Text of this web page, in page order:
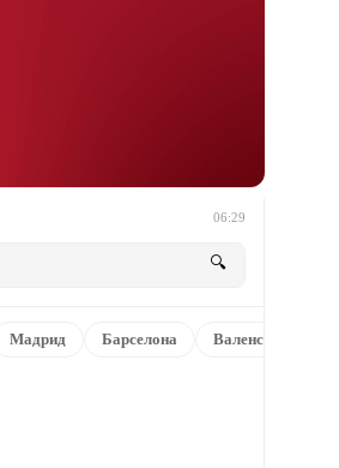
06:29
🔍
Мадрид Барселона Валенсия